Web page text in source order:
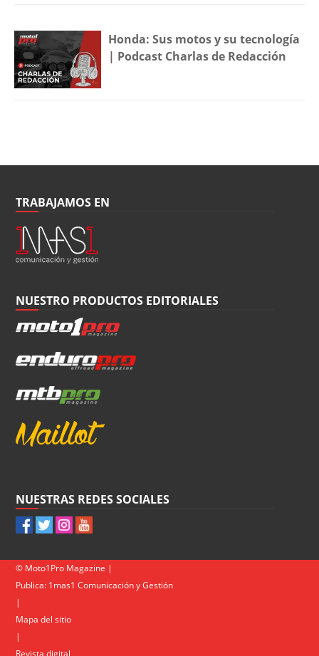
Honda: Sus motos y su tecnología
| Podcast Charlas de Redacción
TRABAJAMOS EN
NUESTRO PRODUCTOS EDITORIALES
NUESTRAS REDES SOCIALES
© Moto1Pro Magazine |
Publica: 1mas1 Comunicación y Gestión
|
Mapa del sitio
|
Revista digital